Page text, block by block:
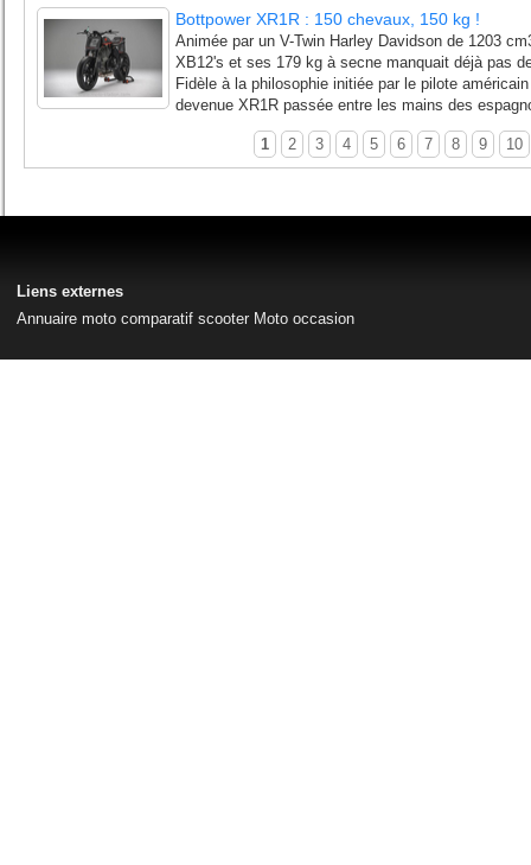
Bottpower XR1R : 150 chevaux, 150 kg !
Animée par un V-Twin Harley Davidson de 1203
XB12's et ses 179 kg à secne manquait déjà pas
Fidèle à la philosophie initiée par le pilote
devenue XR1R passée entre les mains des
1 2 3 4 5 6 7 8 9 10
Liens externes
Annuaire moto comparatif scooter Moto occasion